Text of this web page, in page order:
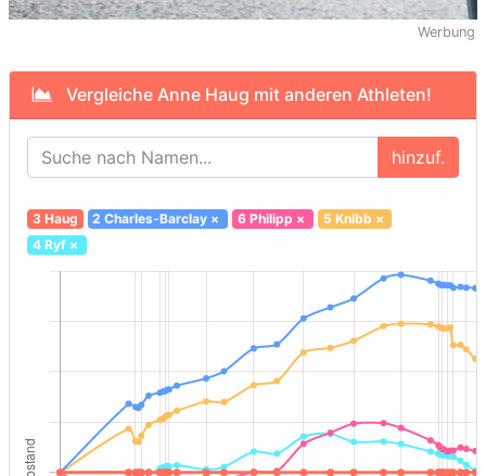
Werbung
Vergleiche Anne Haug mit anderen Athleten!
hinzuf.
3 Haug 2 Charles-Barclay × 6 Philipp × 5 Knibb ×
4 Ryf×